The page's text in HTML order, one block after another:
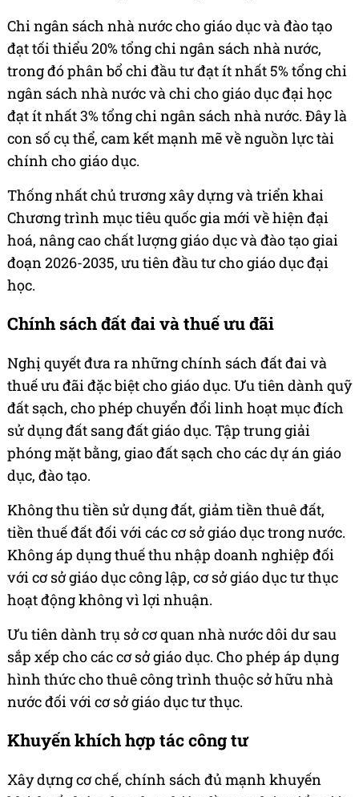
Chi ngân sách nhà nước cho giáo dục và đào tạo
đạt tối thiểu 20% tổng chi ngân sách nhà nước,
trong đó phân bổ chi đầu tư đạt ít nhất 5% tổng chi
ngân sách nhà nước và chi cho giáo dục đại học
đạt ít nhất 3% tổng chi ngân sách nhà nước. Đây là
con số cụ thể, cam kết mạnh mẽ về nguồn lực tài
chính cho giáo dục.
Thống nhất chủ trương xây dựng và triển khai
Chương trình mục tiêu quốc gia mới về hiện đại
hoá, nâng cao chất lượng giáo dục và đào tạo giai
đoạn 2026-2035, ưu tiên đầu tư cho giáo dục đại
học.
Chính sách đất đai và thuế ưu đãi
Nghị quyết đưa ra những chính sách đất đai và
thuế ưu đãi đặc biệt cho giáo dục. Ưu tiên dành quỹ
đất sạch, cho phép chuyển đổi linh hoạt mục đích
sử dụng đất sang đất giáo dục. Tập trung giải
phóng mặt bằng, giao đất sạch cho các dự án giáo
dục, đào tạo.
Không thu tiền sử dụng đất, giảm tiền thuê đất,
tiền thuế đất đối với các cơ sở giáo dục trong nước.
Không áp dụng thuế thu nhập doanh nghiệp đối
với cơ sở giáo dục công lập, cơ sở giáo dục tư thục
hoạt động không vì lợi nhuận.
Ưu tiên dành trụ sở cơ quan nhà nước dôi dư sau
sắp xếp cho các cơ sở giáo dục. Cho phép áp dụng
hình thức cho thuê công trình thuộc sở hữu nhà
nước đối với cơ sở giáo dục tư thục.
Khuyến khích hợp tác công tư
Xây dựng cơ chế, chính sách đủ mạnh khuyến